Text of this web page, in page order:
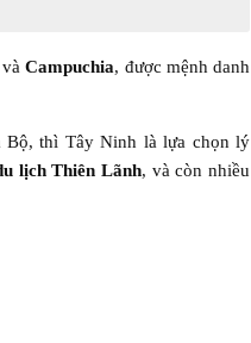
Campuchia, được mệnh danh
Bộ, thì Tây Ninh là lựa chọn lý
lịch Thiên Lãnh, và còn nhiều